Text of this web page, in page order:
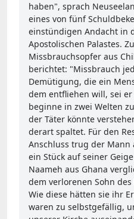
haben", sprach
eines von fünf
einstündigen Andacht in
Apostolischen Palastes.
Missbrauchsopfer aus
berichtet: "Missbrauch
Demütigung, die ein
dem entfliehen will, sei
beginne in zwei Welten
der Täter könnte
derart spaltet. Für den
Anschluss trug der Mann
ein Stück auf seiner
Naameh aus Ghana
dem verlorenen Sohn
Wie diese hätten sie ihr
waren zu selbstgefällig,